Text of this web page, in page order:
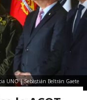
UNO | Sebastián Beltrán Gaete